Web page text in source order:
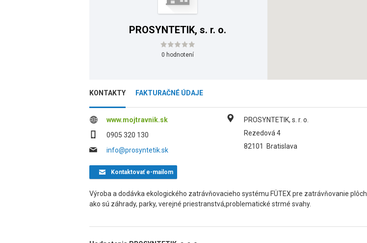
PROSYNTETIK, s. r. o.
0 hodnotení
KONTAKTY FAKTURAČNÉ ÚDAJE
www.mojtravnik.sk
0905 320 130
info@prosyntetik.sk
PROSYNTETIK, s. r. o.
Rezedová 4
82101
Bratislava
Kontaktovaťe-mailom
Výroba a dodávka ekologického zatrávňovacieho systému FÜTEX pre zatrávňovanie plôch
ako sú záhrady, parky, verejné priestranstvá,problematické strmé svahy.